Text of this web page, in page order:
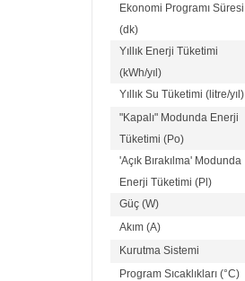
Ekonomi Programı Süresi
(dk)
Yıllık Enerji Tüketimi
(kWh/yıl)
Yıllık Su Tüketimi (litre/yıl)
"Kapalı" Modunda Enerji
Tüketimi (Po)
'Açık Bırakılma' Modunda
Enerji Tüketimi (Pl)
Güç (W)
Akım (A)
Kurutma Sistemi
Program Sıcaklıkları (°C)